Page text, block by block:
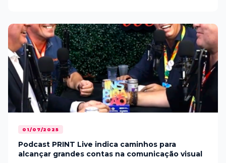
01/07/2025
Podcast PRINT Live indica caminhos para
alcançar grandes contas na comunicação visual